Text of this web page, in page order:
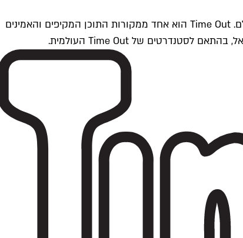
Time Outתל אביב הוא חלק מרשת Time Out Global — רשת מדיה בינלאומית הפועלת ב-360 ערים מרכזיות וב-60 מדינות ברחבי העולם. Time Out הוא אחד ממקורות התוכן המקיפים והאמינים